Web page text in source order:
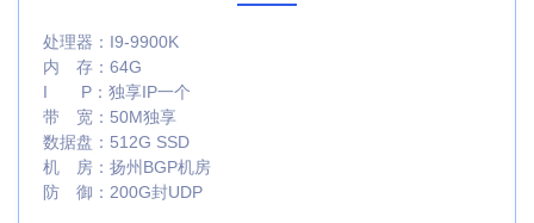
处理器： I9-9900K
内 存： 64G
I P： 独享IP一个
带 宽： 50M独享
数据盘： 512G SSD
机 房： 扬州BGP机房
防 御： 200G封UDP